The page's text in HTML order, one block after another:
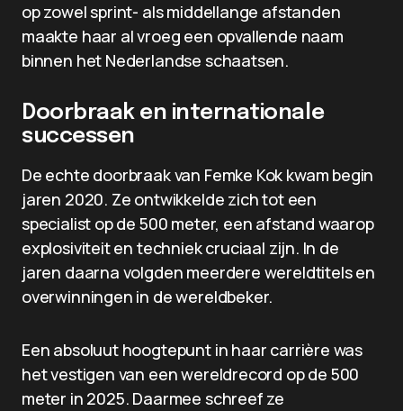
op zowel sprint- als middellange afstanden
maakte haar al vroeg een opvallende naam
binnen het Nederlandse schaatsen.
Doorbraak en internationale
successen
De echte doorbraak van Femke Kok kwam begin
jaren 2020. Ze ontwikkelde zich tot een
specialist op de 500 meter, een afstand waarop
explosiviteit en techniek cruciaal zijn. In de
jaren daarna volgden meerdere wereldtitels en
overwinningen in de wereldbeker.
Een absoluut hoogtepunt in haar carrière was
het vestigen van een wereldrecord op de 500
meter in 2025. Daarmee schreef ze